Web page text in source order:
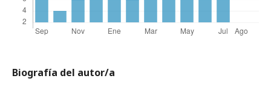
Biografía del autor/a